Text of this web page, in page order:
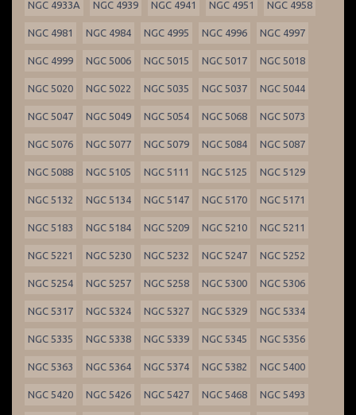
NGC 4933A NGC 4939 NGC 4941 NGC 4951 NGC 4958
NGC 4981 NGC 4984 NGC 4995 NGC 4996 NGC 4997
NGC 4999 NGC 5006 NGC 5015 NGC 5017 NGC 5018
NGC 5020 NGC 5022 NGC 5035 NGC 5037 NGC 5044
NGC 5047 NGC 5049 NGC 5054 NGC 5068 NGC 5073
NGC 5076 NGC 5077 NGC 5079 NGC 5084 NGC 5087
NGC 5088 NGC 5105 NGC 5111 NGC 5125 NGC 5129
NGC 5132 NGC 5134 NGC 5147 NGC 5170 NGC 5171
NGC 5183 NGC 5184 NGC 5209 NGC 5210 NGC 5211
NGC 5221 NGC 5230 NGC 5232 NGC 5247 NGC 5252
NGC 5254 NGC 5257 NGC 5258 NGC 5300 NGC 5306
NGC 5317 NGC 5324 NGC 5327 NGC 5329 NGC 5334
NGC 5335 NGC 5338 NGC 5339 NGC 5345 NGC 5356
NGC 5363 NGC 5364 NGC 5374 NGC 5382 NGC 5400
NGC 5420 NGC 5426 NGC 5427 NGC 5468 NGC 5493